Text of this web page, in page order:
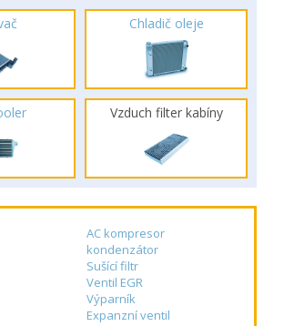
Chladič oleje
Vzduch filter kabíny
AC kompresor
kondenzátor
Sušící filtr
Ventil EGR
Výparník
Expanzní ventil